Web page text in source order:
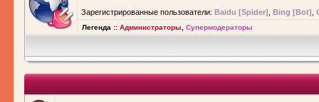
Зарегистрированные пользователи: Baidu [Spider] Bing [Bot]
Легенда :: Администраторы Супермодераторы